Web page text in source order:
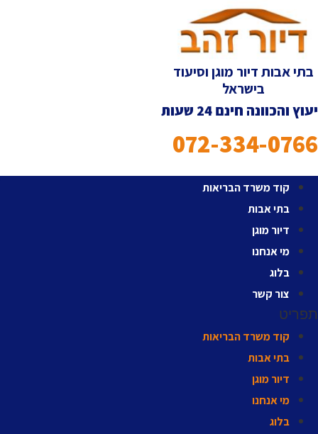
לתוכן
בתי אבות דיור מוגן וסיעוד
בישראל
יעוץ והכוונה חינם 24 שעות
072-334-0766
קוד משרד הבריאות
בתי אבות
דיור מוגן
מי אנחנו
בלוג
צור קשר
תפריט
קוד משרד הבריאות
בתי אבות
דיור מוגן
מי אנחנו
בלוג